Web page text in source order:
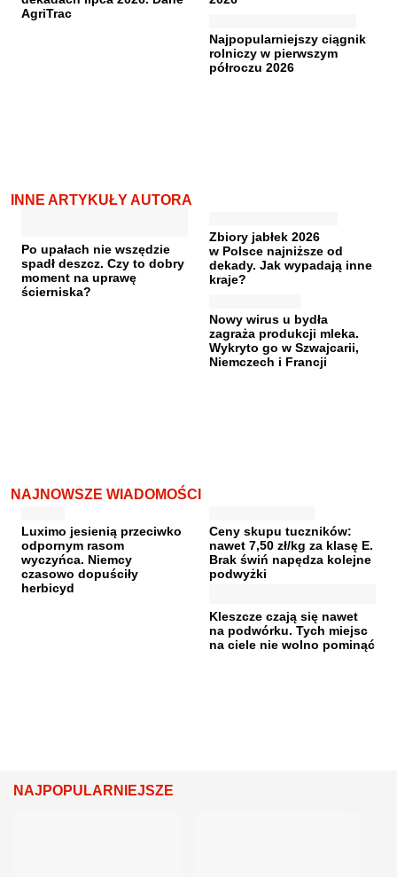
AgriTrac
Najpopularniejszy ciągnik
rolniczy w pierwszym
półroczu 2026
INNE ARTYKUŁY AUTORA
Po upałach nie wszędzie
spadł deszcz. Czy to dobry
moment na uprawę
ścierniska?
Zbiory jabłek 2026
w Polsce najniższe od
dekady. Jak wypadają inne
kraje?
Nowy wirus u bydła
zagraża produkcji mleka.
Wykryto go w Szwajcarii,
Niemczech i Francji
NAJNOWSZE WIADOMOŚCI
Luximo jesienią przeciwko
odpornym rasom
wyczyńca. Niemcy
czasowo dopuściły
herbicyd
Ceny skupu tuczników:
nawet 7,50 zł/kg za klasę E.
Brak świń napędza kolejne
podwyżki
Kleszcze czają się nawet
na podwórku. Tych miejsc
na ciele nie wolno pominąć
NAJPOPULARNIEJSZE